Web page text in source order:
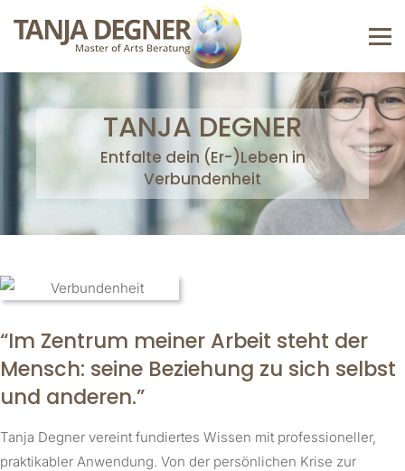
TANJA DEGNER
Entfalte dein (Er-)Leben in
Verbundenheit
“Im Zentrum meiner Arbeit steht der
Mensch: seine Beziehung zu sich selbst
und anderen.”
Tanja Degner vereint fundiertes Wissen mit professioneller,
praktikabler Anwendung. Von der persönlichen Krise zur